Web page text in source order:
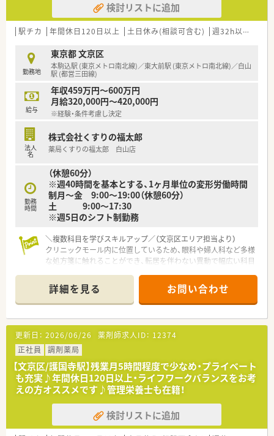
【勤務実態について】
ることも多いため、心身ともにゆとりを持って勤務ができます。
■勤務シフトは日曜日と祝日に加えて平日の1日が休みとなる週
休2.5日制を基本としており、規則正しい生活が送れます。
■年末年始には6日間の休暇が設定されているほか、夏季休暇も
しっかりと取得できるためリフレッシュの機会が豊富です。
【想定される業務内容】
調剤業務や多角的な視点での監査業務を担当していただきま
す。
患者さま一人ひとりに寄り添った丁寧な服薬指導を行います。
■自転車圏内にある数件の個人在宅業務にも対応しており、外来
調剤だけでなく地域に根ざした在宅医療の経験も積めます。
検討リストに追加
駅チカ 年間休日120日以上 土日休み(相談可含む) 週32h以上
勤務地
東京都 文京区
本駒込駅 (東京メトロ南北線)／東大前駅 (東京メトロ南北線)／白山
駅 (都営三田線)
給与
年収459万円～600万円
月給320,000円～420,000円
※経験・条件考慮し決定
法人
名
株式会社くすりの福太郎
薬局くすりの福太郎 白山店
勤務
時間
（休憩60分）
※週40時間を基本とする、1ヶ月単位の変形労働時間
制月～金 9:00～19:00（休憩60分）
土 9:00〜17:30
※週5日のシフト制勤務
＼複数科目を学びスキルアップ／（文京区エリア担当より）
クリニックモール内に位置しているため、眼科や婦人科など多様
な処方箋に触れることができ、転居を伴わない異動で幅広い科目
＊------------------------------------------＊
【店舗情報と応需状況について】
■都営三田線の白山駅から徒歩1分という好立地にあり、東京メ
トロ南北線の本駒込駅や東大前駅からも徒歩圏内でアクセスで
きます。
■複数のクリニックが入るモール内に位置しており、近隣にある
医療機関から様々な種類の処方箋をバランスよく応需していま
す。
■応需科目は眼科、心療内科、内科、婦人科と多岐にわたるため、
単一の科目にとどまらず幅広い調剤の経験を積める環境です。
【法人特徴について】
■東証プライム上場の大手グループに属しており、全国に1000
詳細を見る お問い合わせ
更新日： 2026/06/26 薬剤師求人ID： 12374
正社員
調剤薬局
【文京区/護国寺駅】残業月5時間程度で少なめ・プライベート
も充実♪年間休日120日以上・ライフワークバランスをお考
えの方オススメです♪管理栄養士も在籍！
検討リストに追加